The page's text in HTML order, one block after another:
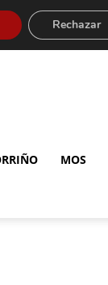
MOS
Rechazar